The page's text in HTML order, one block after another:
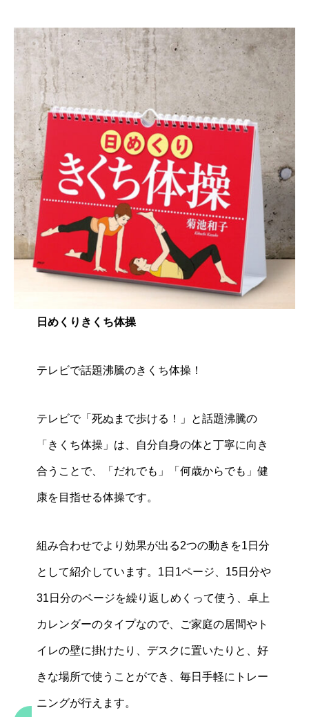
日めくりきくち体操
テレビで話題沸騰のきくち体操！
テレビで「死ぬまで歩ける！」と話題沸騰の
「きくち体操」は、自分自身の体と丁寧に向き
合うことで、「だれでも」「何歳からでも」健
康を目指せる体操です。
組み合わせでより効果が出る2つの動きを1日分
として紹介しています。1日1ページ、15日分や
31日分のページを繰り返しめくって使う、卓上
カレンダーのタイプなので、ご家庭の居間やト
イレの壁に掛けたり、デスクに置いたりと、好
きな場所で使うことができ、毎日手軽にトレー
ニングが行えます。